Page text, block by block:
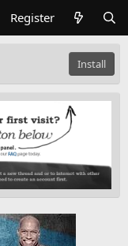
Register
Install